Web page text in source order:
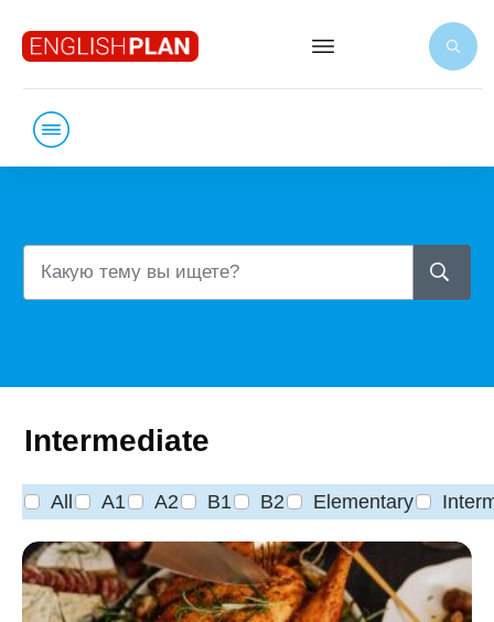
Intermediate
All A1 A2 B1 B2 Elementary